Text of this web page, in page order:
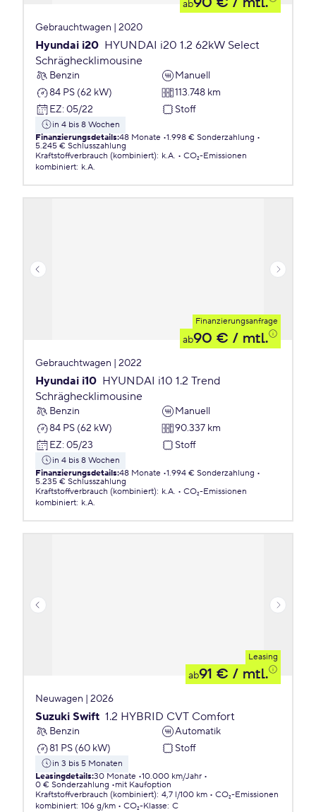
ab
Gebrauchtwagen | 2020
Hyundai i20 HYUNDAI i20 1.2 62kW Select
Schräghecklimousine
Benzin
Manuell
84 PS (62 kW)
113.748 km
EZ: 05/22 Stoff
in 4 bis 8 Wochen
Finanzierungsdetails:48 Monate 1.998 € Sonderzahlung
5.245 € Schlusszahlung
Kraftstoffverbrauch (kombiniert): k.A.
CO₂-Emissionen
kombiniert: k.A.
Finanzierungsanfrage
ab90 € / mtl.
Gebrauchtwagen | 2022
Hyundai i10 HYUNDAI i10 1.2 Trend
Schräghecklimousine
Benzin
Manuell
84 PS (62 kW)
90.337 km
EZ: 05/23 Stoff
in 4 bis 8 Wochen
Finanzierungsdetails:48 Monate 1.994 € Sonderzahlung
5.235 € Schlusszahlung
Kraftstoffverbrauch (kombiniert): k.A.
CO₂-Emissionen
kombiniert: k.A.
Leasing
ab91 € / mtl.
Neuwagen | 2026
Suzuki Swift 1.2 HYBRID CVT Comfort
Benzin
Automatik
81 PS (60 kW)
Stoff
in 3 bis 5 Monaten
Leasingdetails:30 Monate 10.000 km/Jahr
0 € Sonderzahlung
mit Kaufoption
Kraftstoffverbrauch (kombiniert): 4,7 l/100 km
CO₂-Emissionen
kombiniert: 106 g/km CO₂-Klasse: C